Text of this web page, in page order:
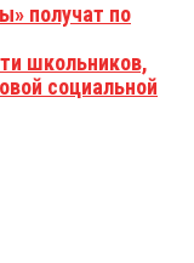
получат по
школьников,
социальной